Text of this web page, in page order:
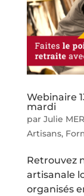
Webinaire
mardi
par Julie
Artisans,
Retrouvez
artisanale
organisés